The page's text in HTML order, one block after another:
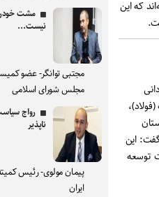
داشته‌اند که این
است، گفت: این
توسعه
مشت
نیست...
مجتبی توانگر- عضو
مجلس شورای اسلامی
رواج
ناپذیر
پیمان مولوی- رئیس
ایران